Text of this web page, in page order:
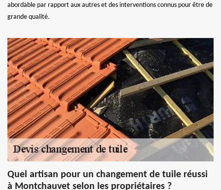
abordable par rapport aux autres et des interventions connus pour être de
grande qualité.
Quel artisan pour un changement de tuile réussi
à Montchauvet selon les propriétaires ?